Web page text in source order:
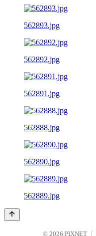
562893.jpg
562892.jpg
562891.jpg
562888.jpg
562890.jpg
562889.jpg
© 2026 PIXNET